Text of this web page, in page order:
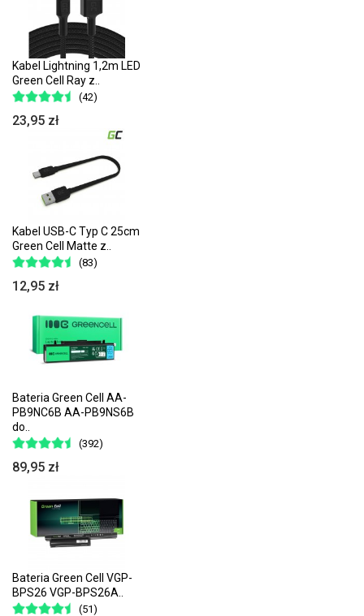
Kabel Lightning 1,2m LED
Green Cell Ray z..
(42)
23,95 zł
Kabel USB-C Typ C 25cm
Green Cell Matte z..
(83)
12,95 zł
Bateria Green Cell AA-
PB9NC6B AA-PB9NS6B
do..
(392)
89,95 zł
Bateria Green Cell VGP-
BPS26 VGP-BPS26A..
(51)